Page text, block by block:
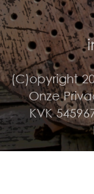
(C)opyright
Onze
KVK